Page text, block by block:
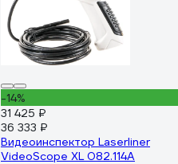
-14%
31 425 ₽
36 333 ₽
Видеоинспектор Laserliner
VideoScope XL 082.114A